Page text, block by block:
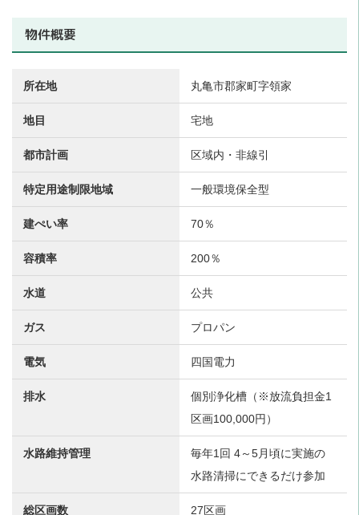
物件概要
所在地 丸亀市郡家町字領家
地目 宅地
都市計画 区域内・非線引
特定用途制限地域 一般環境保全型
建ぺい率 70％
容積率 200％
水道 公共
ガス プロパン
電気 四国電力
排水
個別浄化槽（※放流負担金1
区画100,000円）
水路維持管理
毎年1回 4～5月頃に実施の
水路清掃にできるだけ参加
総区画数 27区画